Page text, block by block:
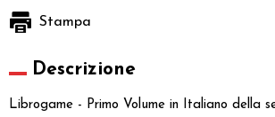
Stampa
Descrizione
Librogame - Primo Volume in Italiano della